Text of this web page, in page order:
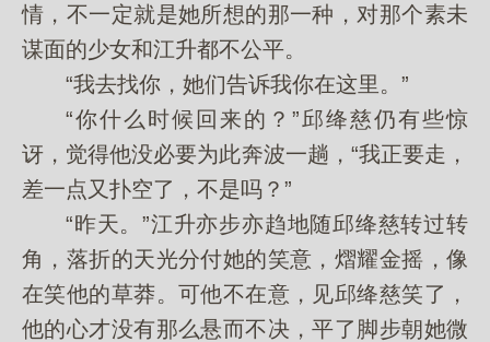
情，不一定就是她所想的那一种，对那个素未
谋面的少女和江升都不公平。
“我去找你，她们告诉我你在这里。”
“你什么时候回来的？”邱绛慈仍有些惊
讶，觉得他没必要为此奔波一趟，“我正要走，
差一点又扑空了，不是吗？”
“昨天。”江升亦步亦趋地随邱绛慈转过转
角，落折的天光分付她的笑意，熠耀金摇，像
在笑他的草莽。可他不在意，见邱绛慈笑了，
他的心才没有那么悬而不决，平了脚步朝她微